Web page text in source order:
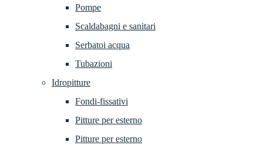
Pompe
Scaldabagni e sanitari
Serbatoi acqua
Tubazioni
Idropitture
Fondi-fissativi
Pitture per esterno
Pitture per esterno